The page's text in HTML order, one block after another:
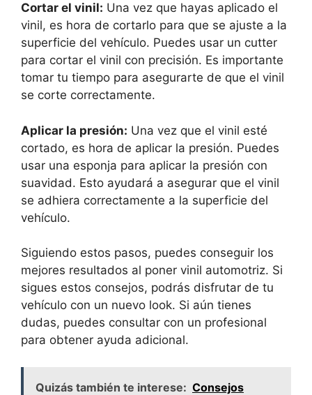
Cortar el vinil: Una vez que hayas aplicado el
vinil, es hora de cortarlo para que se ajuste a la
superficie del vehículo. Puedes usar un cutter
para cortar el vinil con precisión. Es importante
tomar tu tiempo para asegurarte de que el vinil
se corte correctamente.
Aplicar la presión: Una vez que el vinil esté
cortado, es hora de aplicar la presión. Puedes
usar una esponja para aplicar la presión con
suavidad. Esto ayudará a asegurar que el vinil
se adhiera correctamente a la superficie del
vehículo.
Siguiendo estos pasos, puedes conseguir los
mejores resultados al poner vinil automotriz. Si
sigues estos consejos, podrás disfrutar de tu
vehículo con un nuevo look. Si aún tienes
dudas, puedes consultar con un profesional
para obtener ayuda adicional.
Quizás también te interese: Consejos